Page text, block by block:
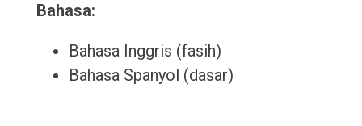
Bahasa:
Bahasa Inggris (fasih)
Bahasa Spanyol (dasar)